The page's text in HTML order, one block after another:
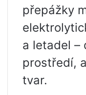
přepážky
a letadel –
prostředí,
tvar.